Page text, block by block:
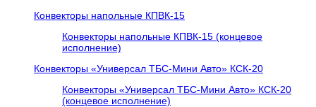
Конвекторы напольные КПВК-15
Конвекторы напольные КПВК-15 (концевое
исполнение)
Конвекторы «Универсал ТБC-Мини Авто» КСК-20
Конвекторы «Универсал ТБC-Мини Авто» КСК-20
(концевое исполнение)